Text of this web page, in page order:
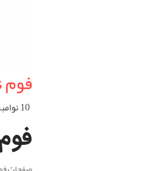
فوم xps شیراز
10 نوامبر 2024